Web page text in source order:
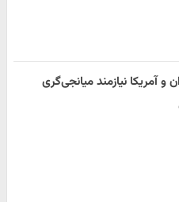
و آمریکا نیازمند میانجی‌گری